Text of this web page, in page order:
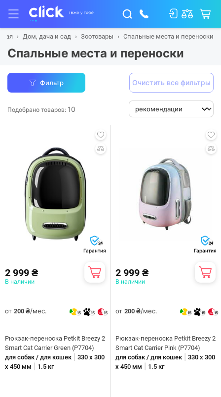
Дом, дача и сад Зоотовары Спальные места и переноски
Спальные места и переноски
Фильтр Очистить все фильтры
Подобрано товаров: 10
24
Гарантия
2 999 ₴
В наличии
от 200 ₴/мес. 15 15 15
Рюкзак-переноска Petkit Breezy 2
Smart Cat Carrier Green (P7704)
для собак / для кошек
330 х 300
х 450 мм
1.5 кг
24
Гарантия
2 999 ₴
В наличии
от 200 ₴/мес. 15 15 15
Рюкзак-переноска Petkit Breezy 2
Smart Cat Carrier Pink (P7704)
для собак / для кошек
330 х 300
х 450 мм
1.5 кг